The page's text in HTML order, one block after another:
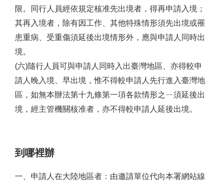
限。同行人員經依規定核准先出境者，得再申請入境；
其再入境者，除有因工作、其他特殊情形須先出境或罹
患重病、受重傷須延後出境情形外，應與申請人同時出
境。
(六)隨行人員可與申請人同時入出臺灣地區、亦得較申
請人晚入境、早出境，惟不得較申請人先行進入臺灣地
區，如無本辦法第十九條第一項各款情形之ㄧ須延後出
境，經主管機關核准者，亦不得較申請人延後出境。
到哪裡辦
一、申請人在大陸地區者：由邀請單位代向本署網站線